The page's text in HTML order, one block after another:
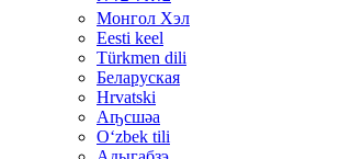
Монгол Хэл
Eesti keel
Türkmen dili
Беларуская
Hrvatski
Аҧсшәа
Oʻzbek tili